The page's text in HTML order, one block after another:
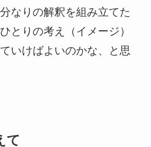
なりの解釈を組み立てた
とりの考え（イメージ）
いけばよいのかな、と思
て